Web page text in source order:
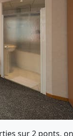
sur 2 ponts,